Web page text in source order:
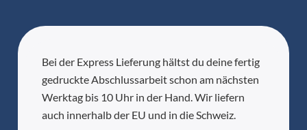
Bei der Express Lieferung hältst du deine fertig
gedruckte Abschlussarbeit schon am nächsten
Werktag bis 10 Uhr in der Hand. Wir liefern
auch innerhalb der EU und in die Schweiz.